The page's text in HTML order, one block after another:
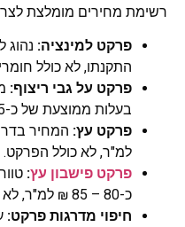
רשימת מחירים מומלצת
פרקט למינציה:
התקנתו, לא כולל
פרקט על גבי ריצוף:
בעלות ממוצעת של כ-35 – 50 ₪ למ"ר.
פרקט עץ:
למ"ר, לא כולל הפרקט.
פרקט פישבון עץ:
כ-80 – 85 ₪ למ"ר, לא כולל חומרים.
חיפוי מדרגות פרקט: